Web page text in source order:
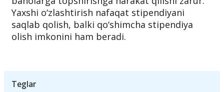
Yaxshi o‘zlashtirish nafaqat stipendiyani
saqlab qolish, balki qo‘shimcha stipendiya
olish imkonini ham beradi.
Teglar